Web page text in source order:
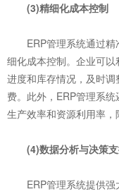
(3)精细化成本控制
ERP管理系统通过精
细化成本控制。企业可
进度和库存情况，及时
费。此外，ERP管理系
生产效率和资源利用率，
(4)数据分析与决策
ERP管理系统提供强